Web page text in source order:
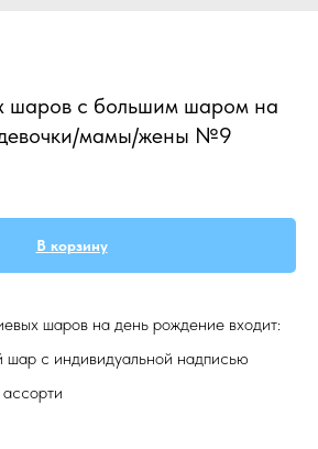
шаров с большим шаром на
мамы/жены №9
В корзину
шаров на день рождение входит:
шар с индивидуальной надписью